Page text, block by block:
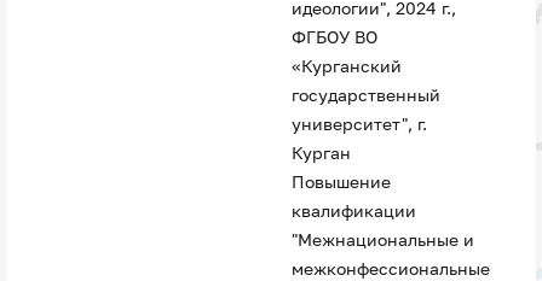
идеологии", 2024 г.,
ФГБОУ ВО
«Курганский
государственный
университет", г.
Курган
Повышение
квалификации
"Межнациональные и
межконфессиональные